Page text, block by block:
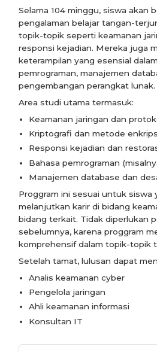
Selama 104 minggu, siswa akan
pengalaman belajar tangan-
topik-topik seperti keamanan
responsi kejadian. Mereka juga
keterampilan yang esensial
pemrograman, manajemen
pengembangan perangkat lunak.
Area studi utama termasuk:
Keamanan jaringan dan
Kriptografi dan metode
Responsi kejadian dan
Bahasa pemrograman
Manajemen database dan
Proggram ini sesuai untuk siswa
melanjutkan karir di bidang
bidang terkait. Tidak diperlukan
sebelumnya, karena proggram
komprehensif dalam topik-topik
Setelah tamat, lulusan dapat
Analis keamanan cyber
Pengelola jaringan
Ahli keamanan informasi
Konsultan IT